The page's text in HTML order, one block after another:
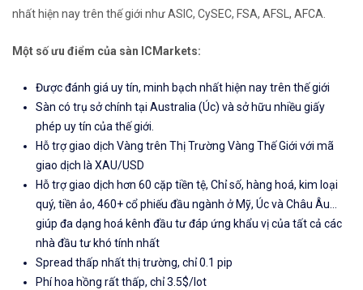
nhất hiện nay trên thế giới như ASIC, CySEC, FSA, AFSL, AFCA.
Một số ưu điểm của sàn ICMarkets:
Được đánh giá uy tín, minh bạch nhất hiện nay trên thế giới
Sàn có trụ sở chính tại Australia (Úc) và sở hữu nhiều giấy
phép uy tín của thế giới.
Hỗ trợ giao dịch Vàng trên Thị Trường Vàng Thế Giới với mã
giao dịch là XAU/USD
Hỗ trợ giao dịch hơn 60 cặp tiền tệ, Chỉ số, hàng hoá, kim loại
quý, tiền ảo, 460+ cổ phiếu đầu ngành ở Mỹ, Úc và Châu Âu...
giúp đa dạng hoá kênh đầu tư đáp ứng khẩu vị của tất cả các
nhà đầu tư khó tính nhất
Spread thấp nhất thị trường, chỉ 0.1 pip
Phí hoa hồng rất thấp, chỉ 3.5$/lot